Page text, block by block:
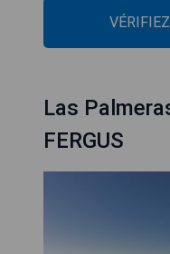
Las
FERGUS